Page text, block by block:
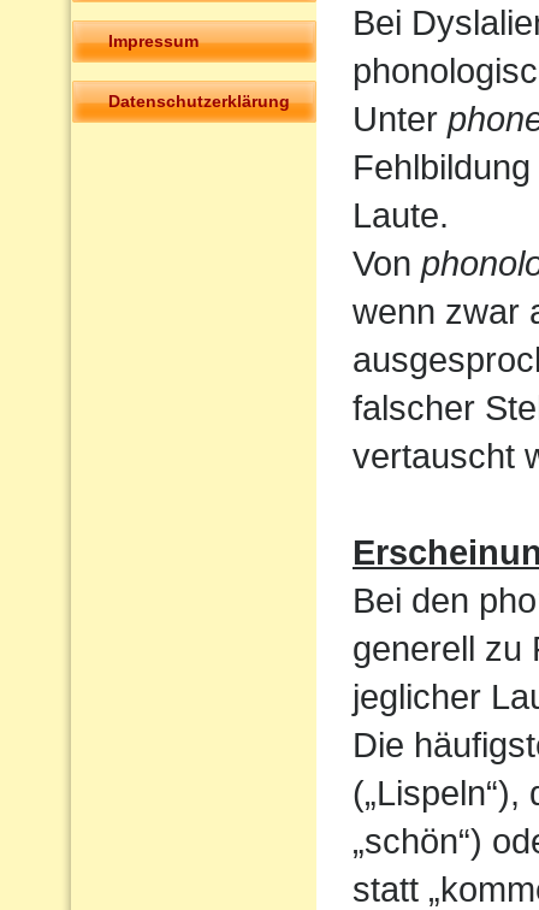
Impressum
Datenschutzerklärung
Bei
Unter
Laute.
Von
wenn zwar
falscher
vertauscht
Bei den
generell zu
jeglicher
Die
„schön“)
statt